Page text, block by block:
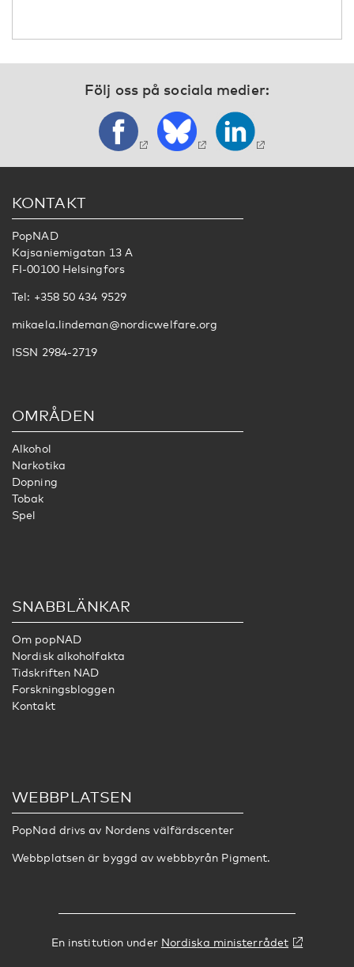
Följ oss på sociala medier:
KONTAKT
PopNAD
Kajsaniemigatan 13 A
FI-00100 Helsingfors
Tel: +358 50 434 9529
mikaela.lindeman@nordicwelfare.org
ISSN 2984-2719
OMRÅDEN
Alkohol
Narkotika
Dopning
Tobak
Spel
SNABBLÄNKAR
Om popNAD
Nordisk alkoholfakta
Tidskriften NAD
Forskningsbloggen
Kontakt
WEBBPLATSEN
PopNad drivs av Nordens välfärdscenter
Webbplatsen är byggd av webbbyrån Pigment.
En institution under Nordiska ministerrådet